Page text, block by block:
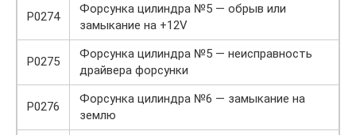
P0274
Форсунка цилиндра №5 — обрыв или
замыкание на +12V
P0275
Форсунка цилиндра №5 — неисправность
драйвера форсунки
P0276
Форсунка цилиндра №6 — замыкание на
землю